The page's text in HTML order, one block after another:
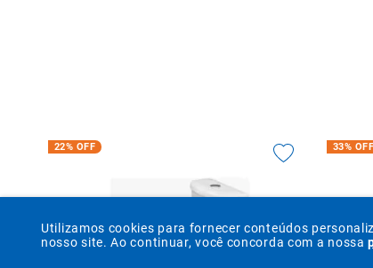
Utilizamos cookies para fornecer conteúdos
nosso site. Ao continuar, você concorda com a nossa
22% OFF 33% OFF